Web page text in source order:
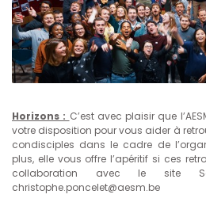
Horizons : C’est avec plaisir que
votre disposition pour vous aider à
condisciples dans le cadre de
plus, elle vous offre l’apéritif si ces
collaboration avec le site
christophe.poncelet@aesm.be